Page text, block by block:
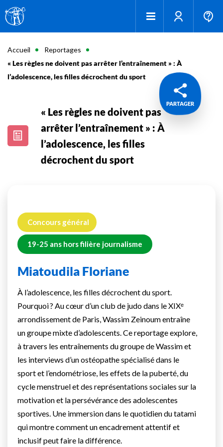
Accueil
Reportages
« Les règles ne doivent pas arrêter l’entraînement » : À
l’adolescence, les filles décrochent du sport
PARTAGER
« Les règles ne doivent pas
arrêter l’entraînement » : À
l’adolescence, les filles
décrochent du sport
Concours général
19-25 ans hors filière journalisme
Miatoudila Floriane
À l’adolescence, les filles décrochent du sport.
Pourquoi ? Au cœur d’un club de judo dans le XIXᵉ
arrondissement de Paris, Wassim Zeinoum entraîne
un groupe mixte d’adolescents. Ce reportage explore,
à travers les entraînements du groupe de Wassim et
les interviews d’un ostéopathe spécialisé dans le
sport et l’endométriose, les effets de la puberté, du
cycle menstruel et des représentations sociales sur la
motivation et la persévérance des adolescentes
sportives. Une immersion dans le quotidien du tatami
qui montre comment un encadrement attentif et
inclusif peut faire la différence.